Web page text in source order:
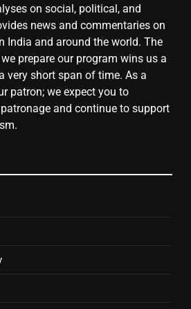
चुनाव से पहले लालू परिवार पर बड़ा झटका,
दिल्ली कोर्ट ने IRCTC घोटाले में आरोप
तय किए
on social, political, and
news and commentaries on
India and around the world. The
prepare our program wins us a
very short span of time. As a
patron; we expect you to
and continue to support